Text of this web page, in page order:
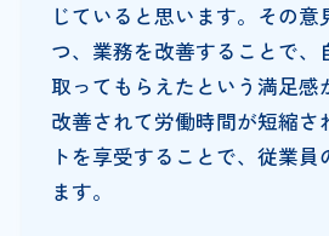
じていると思います。その意
つ、業務を改善することで、
取ってもらえたという満足感
改善されて労働時間が短縮さ
トを享受することで、従業員
ます。